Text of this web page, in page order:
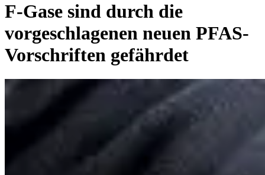
F-Gase sind durch die
vorgeschlagenen neuen PFAS-
Vorschriften gefährdet